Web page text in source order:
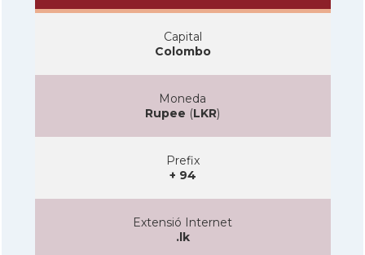
Capital
Colombo
Moneda
Rupee (LKR)
Prefix
+ 94
Extensió Internet
.lk